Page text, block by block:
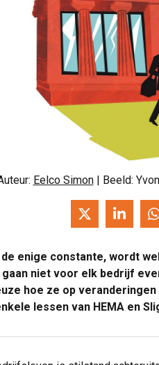
Eelco Simon | Beeld:
enige constante, wordt
niet voor elk bedrijf
hoe ze op
lessen van HEMA en